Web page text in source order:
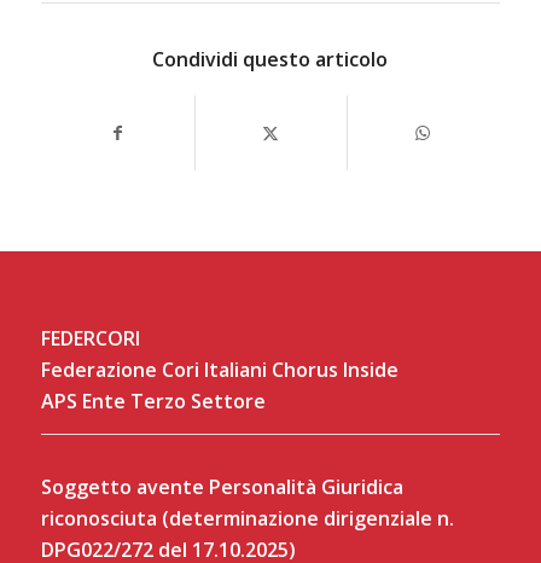
Condividi questo articolo
FEDERCORI
Federazione Cori Italiani Chorus Inside
APS Ente Terzo Settore
Soggetto avente Personalità Giuridica
riconosciuta (determinazione dirigenziale n.
DPG022/272 del 17.10.2025)